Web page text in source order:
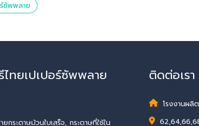
ร์ซัพพลาย
ทยเปเปอร์ซัพพลาย
กระดาษม้วนใบเสร็จ, กระดาษที่ใช้ใน
ติดต่อเรา
โรงงานผลิ